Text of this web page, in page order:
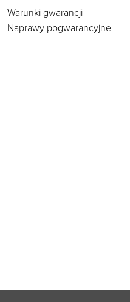
Warunki gwarancji
Naprawy pogwarancyjne